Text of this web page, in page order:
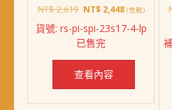
NT$2,619 原
價
格：
NT$ 2,619。
NT$2,448目
價
NT$ 2,448。
(含稅)
貨號: rs-pi-spi-23s17-4-lp
已售完
查看內容